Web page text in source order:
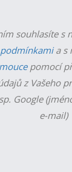
souhlasíte s
a s
pomocí
z Vašeho
Google
e-mail)